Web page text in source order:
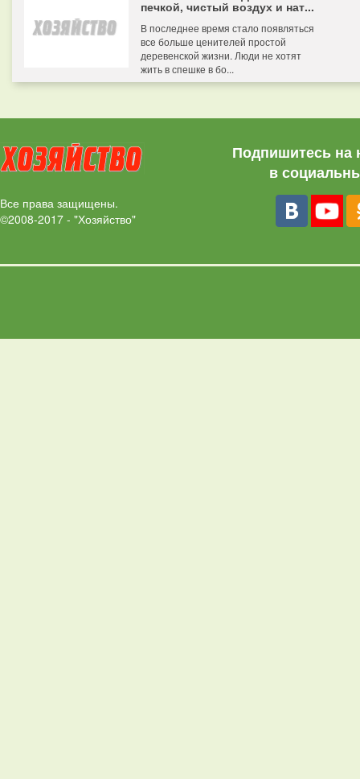
печкой, чистый воздух и нат...
В последнее время стало появляться
все больше ценителей простой
деревенской жизни. Люди не хотят
жить в спешке в бо...
Все права защищены.
©2008-2017 - "Хозяйство"
Подпишитесь на
в